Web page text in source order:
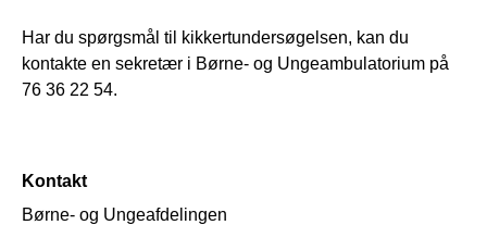
Har du spørgsmål til kikkertundersøgelsen, kan du
kontakte en sekretær i Børne- og Ungeambulatorium på
76 36 22 54.
Kontakt
Børne- og Ungeafdelingen